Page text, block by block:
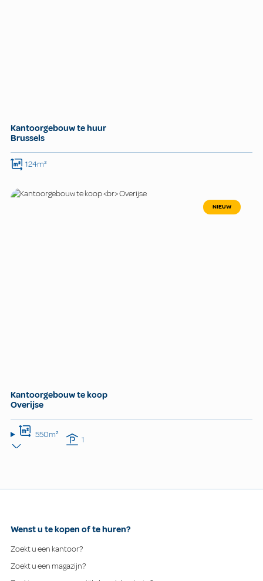
Kantoorgebouw te huur
Brussels
124m²
NIEUW
Kantoorgebouw te koop
Overijse
550m² 1
Wenst u te kopen of te huren?
Zoekt u een kantoor?
Zoekt u een magazijn?